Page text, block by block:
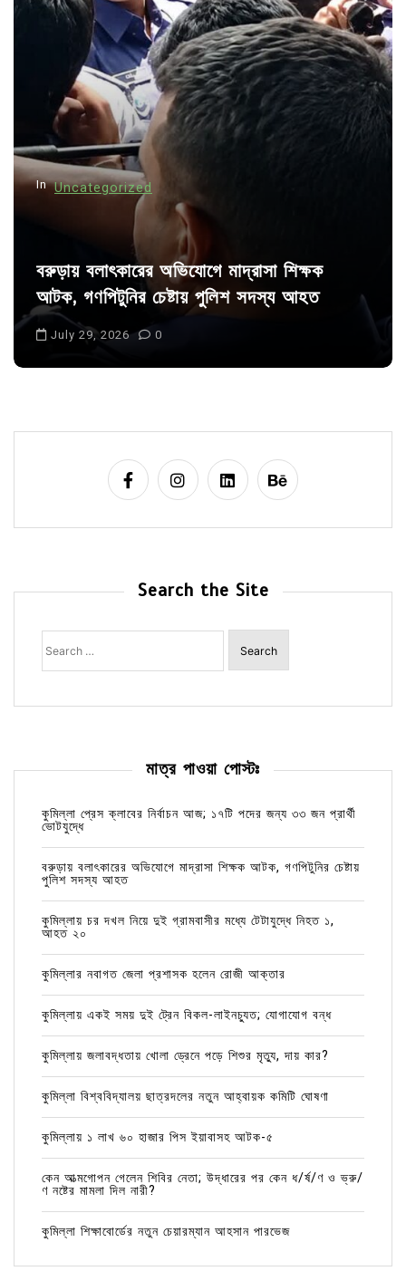
o
n
In Uncategorized
বরুড়ায় বলাৎকারের অভিযোগে মাদ্রাসা শিক্ষক
আটক, গণপিটুনির চেষ্টায় পুলিশ সদস্য আহত
July 29, 2026 0
Search the Site
Search
for:
মাত্র পাওয়া পোস্টঃ
কুমিল্লা প্রেস ক্লাবের নির্বাচন আজ; ১৭টি পদের জন্য ৩৩ জন প্রার্থী
ভোটযুদ্ধে
বরুড়ায় বলাৎকারের অভিযোগে মাদ্রাসা শিক্ষক আটক, গণপিটুনির চেষ্টায়
পুলিশ সদস্য আহত
কুমিল্লায় চর দখল নিয়ে দুই গ্রামবাসীর মধ্যে টেটাযুদ্ধে নিহত ১,
আহত ২০
কুমিল্লার নবাগত জেলা প্রশাসক হলেন রোজী আক্তার
কুমিল্লায় একই সময় দুই ট্রেন বিকল-লাইনচ্যুত; যোগাযোগ বন্ধ
কুমিল্লায় জলাবদ্ধতায় খোলা ড্রেনে পড়ে শিশুর মৃত্যু, দায় কার?
কুমিল্লা বিশ্ববিদ্যালয় ছাত্রদলের নতুন আহ্বায়ক কমিটি ঘোষণা
কুমিল্লায় ১ লাখ ৬০ হাজার পিস ইয়াবাসহ আটক-৫
কেন আত্মগোপন গেলেন শিবির নেতা; উদ্ধারের পর কেন ধ/র্ষ/ণ ও ভ্রু/
ণ নষ্টের মামলা দিল নারী?
কুমিল্লা শিক্ষাবোর্ডের নতুন চেয়ারম্যান আহসান পারভেজ